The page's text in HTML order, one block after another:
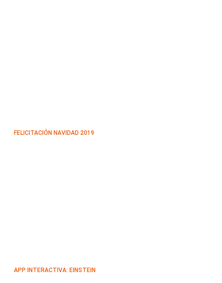
FELICITACIÓN NAVIDAD 2019
APP INTERACTIVA: EINSTEIN